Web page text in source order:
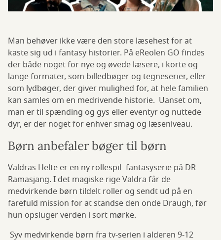
Man behøver ikke være den store læsehest for at
kaste sig ud i fantasy historier. På eReolen GO findes
der både noget for nye og øvede læsere, i korte og
lange formater, som billedbøger og tegneserier, eller
som lydbøger, der giver mulighed for, at hele familien
kan samles om en medrivende historie. Uanset om,
man er til spænding og gys eller eventyr og nuttede
dyr, er der noget for enhver smag og læseniveau.
Børn anbefaler bøger til børn
Valdras Helte er en ny rollespil- fantasyserie på DR
Ramasjang. I det magiske rige Valdra får de
medvirkende børn tildelt roller og sendt ud på en
farefuld mission for at standse den onde Draugh, før
hun opsluger verden i sort mørke.
Syv medvirkende børn fra tv-serien i alderen 9-12